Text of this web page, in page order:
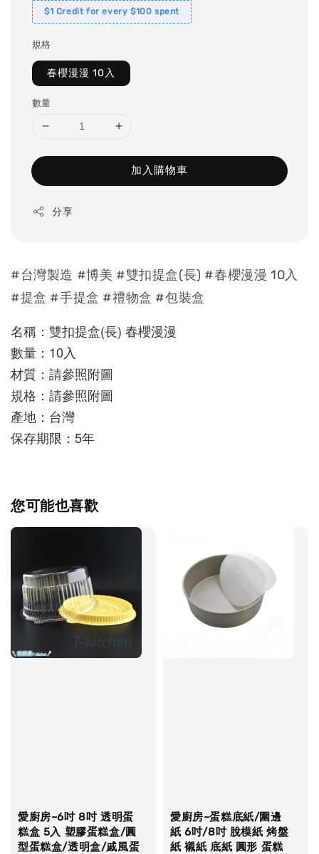
$1 Credit for every $100 spent
規格
春櫻漫漫 10入
數量
加入購物車
分享
#台灣製造 #博美 #雙扣提盒(長) #春櫻漫漫 10入
#提盒 #手提盒 #禮物盒 #包裝盒
名稱：雙扣提盒(長) 春櫻漫漫
數量：10入
材質：請參照附圖
規格：請參照附圖
產地：台灣
保存期限：5年
您可能也喜歡
愛廚房~6吋 8吋 透明蛋
糕盒 5入 塑膠蛋糕盒/圓
型蛋糕盒/透明盒/戚風蛋
愛廚房~蛋糕底紙/圍邊
紙 6吋/8吋 脫模紙 烤盤
紙 襯紙 底紙 圓形 蛋糕